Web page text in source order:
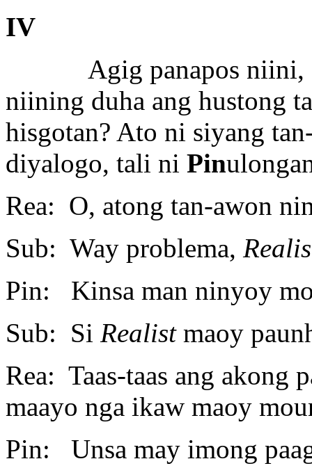
IV
Agig panapos niini,
niining duha ang hustong
hisgotan? Ato ni siyang
diyalogo, tali ni Pin
Rea: O, atong tan-awon
Sub: Way problema,
Pin: Kinsa man ninyoy
Sub: Si Realistmaoy
Rea: Taas-taas ang akong
maayo nga ikaw maoy
Pin: Unsa may imong